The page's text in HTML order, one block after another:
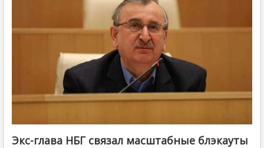
Экс-глава НБГ связал масштабные блэкауты